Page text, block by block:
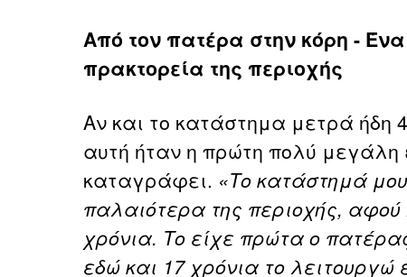
Από τον πατέρα στην κόρη -
πρακτορεία της περιοχής
Αν και το κατάστημα μετρά ήδη
αυτή ήταν η πρώτη πολύ μεγάλη
καταγράφει. «Το κατάστημά
παλαιότερα της περιοχής, αφού
χρόνια. Το είχε πρώτα ο
εδώ και 17 χρόνια το